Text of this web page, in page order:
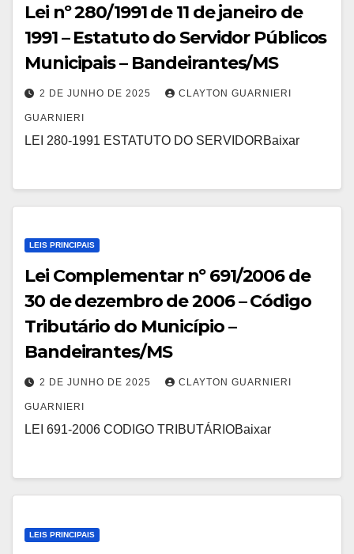
Lei nº 280/1991 de 11 de janeiro de
1991 – Estatuto do Servidor Públicos
Municipais – Bandeirantes/MS
2 DE JUNHO DE 2025 CLAYTON GUARNIERI
GUARNIERI
LEI 280-1991 ESTATUTO DO SERVIDORBaixar
LEIS PRINCIPAIS
Lei Complementar nº 691/2006 de
30 de dezembro de 2006 – Código
Tributário do Município –
Bandeirantes/MS
2 DE JUNHO DE 2025 CLAYTON GUARNIERI
GUARNIERI
LEI 691-2006 CODIGO TRIBUTÁRIOBaixar
LEIS PRINCIPAIS